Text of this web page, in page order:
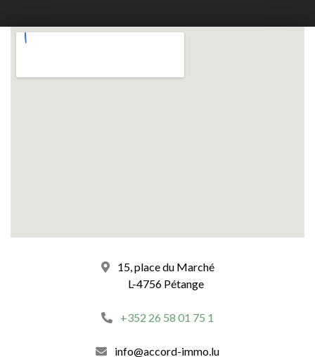
15, place du Marché
L-4756 Pétange
+352 26 58 01 75 1
info@accord-immo.lu